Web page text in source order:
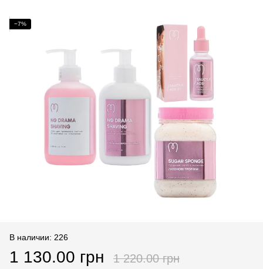
−7%
В наличии: 226
1 130.00 грн 1 220.00 грн